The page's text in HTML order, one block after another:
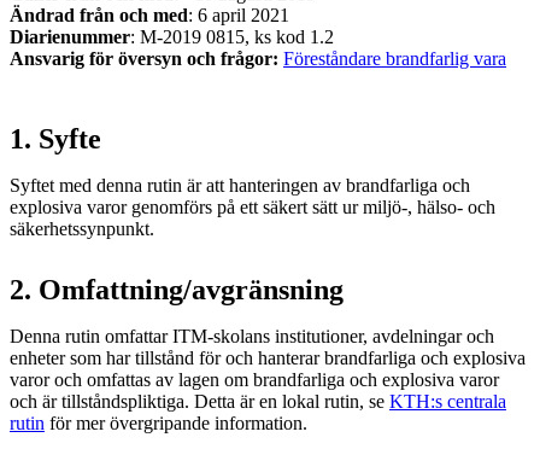
Ändrad från och med: 6 april 2021
Diarienummer: M-2019 0815, ks kod 1.2
Ansvarig för översyn och frågor: Föreståndare brandfarlig vara
1. Syfte
Syftet med denna rutin är att hanteringen av brandfarliga och
explosiva varor genomförs på ett säkert sätt ur miljö-, hälso- och
säkerhetssynpunkt.
2. Omfattning/avgränsning
Denna rutin omfattar ITM-skolans institutioner, avdelningar och
enheter som har tillstånd för och hanterar brandfarliga och explosiva
varor och omfattas av lagen om brandfarliga och explosiva varor
och är tillståndspliktiga. Detta är en lokal rutin, se KTH:s centrala
rutin för mer övergripande information.